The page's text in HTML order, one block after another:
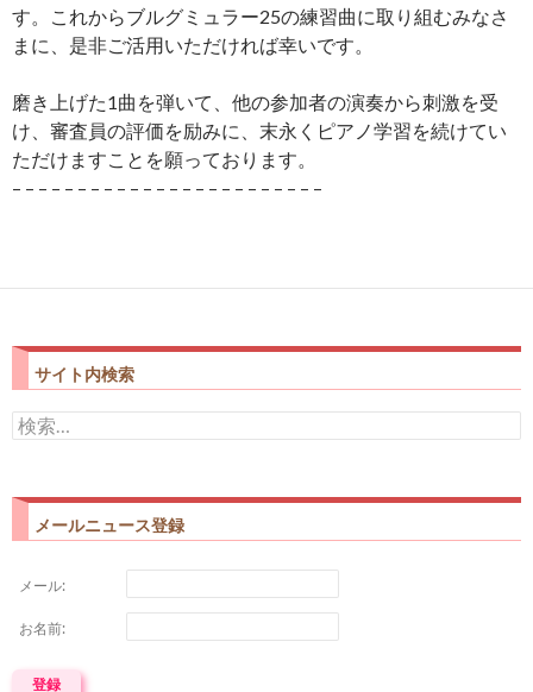
す。これからブルグミュラー25の練習曲に取り組むみなさ
まに、是非ご活用いただければ幸いです。
磨き上げた1曲を弾いて、他の参加者の演奏から刺激を受
け、審査員の評価を励みに、末永くピアノ学習を続けてい
ただけますことを願っております。
– – – – – – – – – – – – – – – – – – – – – – – –
サイト内検索
検
索:
メールニュース登録
メール:
お名前: